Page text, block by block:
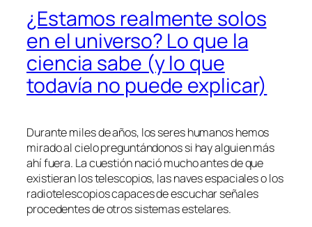
¿Estamos realmente solos
en el universo? Lo que la
ciencia sabe (y lo que
todavía no puede explicar)
Durante miles de años, los seres humanos hemos
mirado al cielo preguntándonos si hay alguien más
ahí fuera. La cuestión nació mucho antes de que
existieran los telescopios, las naves espaciales o los
radiotelescopios capaces de escuchar señales
procedentes de otros sistemas estelares.